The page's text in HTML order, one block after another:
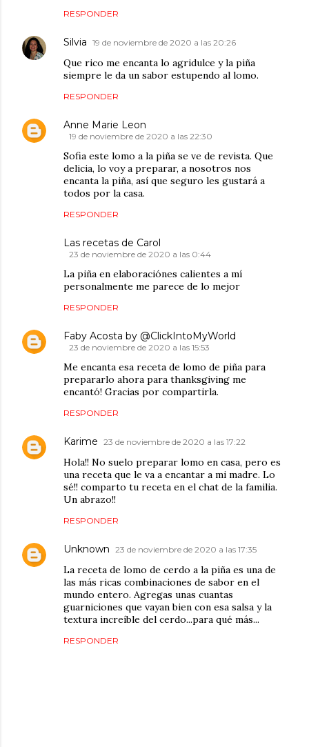
RESPONDER
Silvia 19 de noviembre de 2020 a las 20:26
Que rico me encanta lo agridulce y la piña
siempre le da un sabor estupendo al lomo.
RESPONDER
Anne Marie Leon
19 de noviembre de 2020 a las 22:30
Sofia este lomo a la piña se ve de revista. Que
delicia, lo voy a preparar, a nosotros nos
encanta la piña, así que seguro les gustará a
todos por la casa.
RESPONDER
Las recetas de Carol
23 de noviembre de 2020 a las 0:44
La piña en elaboraciónes calientes a mí
personalmente me parece de lo mejor
RESPONDER
Faby Acosta by @ClickIntoMyWorld
23 de noviembre de 2020 a las 15:53
Me encanta esa receta de lomo de piña para
prepararlo ahora para thanksgiving me
encantó! Gracias por compartirla.
RESPONDER
Karime 23 de noviembre de 2020 a las 17:22
Hola!! No suelo preparar lomo en casa, pero es
una receta que le va a encantar a mi madre. Lo
sé!! comparto tu receta en el chat de la familia.
Un abrazo!!
RESPONDER
Unknown 23 de noviembre de 2020 a las 17:35
La receta de lomo de cerdo a la piña es una de
las más ricas combinaciones de sabor en el
mundo entero. Agregas unas cuantas
guarniciones que vayan bien con esa salsa y la
textura increíble del cerdo...para qué más...
RESPONDER